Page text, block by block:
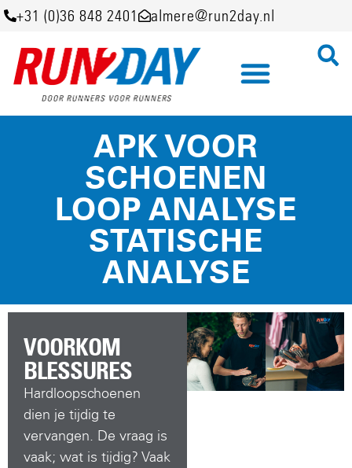
+31 (0)36 848 2401 almere@run2day.nl
APK VOOR
SCHOENEN
LOOP ANALYSE
STATISCHE
ANALYSE
VOORKOM
BLESSURES
Hardloopschoenen
dien je tijdig te
vervangen. De vraag is
vaak; wat is tijdig? Vaak